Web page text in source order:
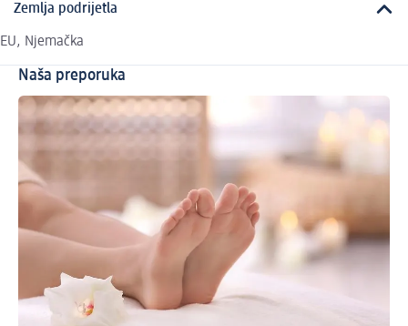
Zemlja podrijetla
EU, Njemačka
Naša preporuka